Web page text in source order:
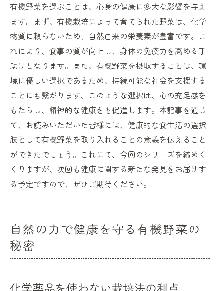
有機野菜を選ぶことは、心身の健康に多大な影響を与え
ます。まず、有機栽培によって育てられた野菜は、化学
物質に頼らないため、自然由来の栄養素が豊富です。こ
れにより、食事の質が向上し、身体の免疫力を高める手
助けとなります。また、有機野菜を摂取することは、環
境に優しい選択であるため、持続可能な社会を支援する
ことにも繋がります。このような選択は、心の充足感を
もたらし、精神的な健康をも促進します。本記事を通じ
て、お読みいただいた皆様には、健康的な食生活の選択
肢として有機野菜を取り入れることの意義を伝えること
ができたでしょう。これにて、今回のシリーズを締めく
くりますが、次回も健康に関する新たな発見をお届けす
る予定ですので、ぜひご期待ください。
自然の力で健康を守る有機野菜の
秘密